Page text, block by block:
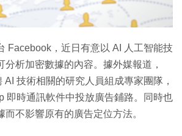
Facebook，近日有意以 AI 人工智能技
分析加密數據的內容。據外媒報道，
AI 技術相關的研究人員組成專家團隊，
即時通訊軟件中投放廣告鋪路。同時也
不影響原有的廣告定位方法。